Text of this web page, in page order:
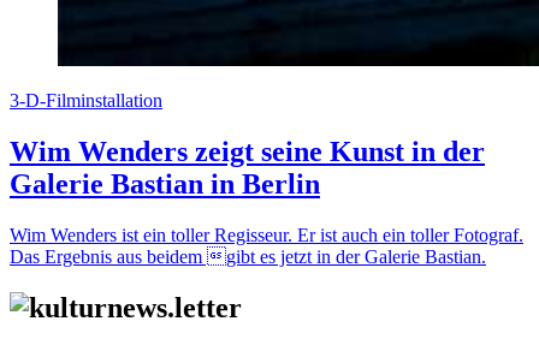
3-D-Filminstallation
Wim Wenders zeigt seine Kunst in der
Galerie Bastian in Berlin
Wim Wenders ist ein toller Regisseur. Er ist auch ein toller Fotograf.
Das Ergebnis aus beidem gibt es jetzt in der Galerie Bastian.